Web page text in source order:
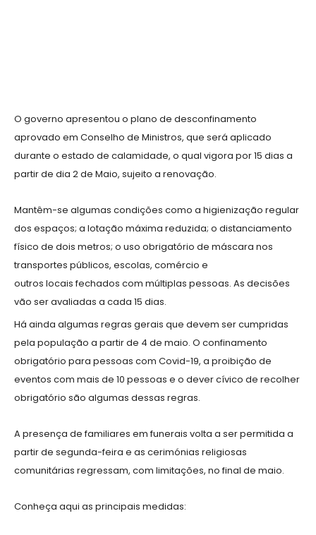
O governo apresentou o plano de desconfinamento
aprovado em Conselho de Ministros, que será aplicado
durante o estado de calamidade, o qual vigora por 15 dias a
partir de dia 2 de Maio, sujeito a renovação.
Mantêm-se algumas condições como a higienização regular
dos espaços; a lotação máxima reduzida; o distanciamento
físico de dois metros; o uso obrigatório de máscara nos
transportes públicos, escolas, comércio e
outros locais fechados com múltiplas pessoas. As decisões
vão ser avaliadas a cada 15 dias.
Há ainda algumas regras gerais que devem ser cumpridas
pela população a partir de 4 de maio. O confinamento
obrigatório para pessoas com Covid-19, a proibição de
eventos com mais de 10 pessoas e o dever cívico de recolher
obrigatório são algumas dessas regras.
A presença de familiares em funerais volta a ser permitida a
partir de segunda-feira e as cerimónias religiosas
comunitárias regressam, com limitações, no final de maio.
Conheça aqui as principais medidas: